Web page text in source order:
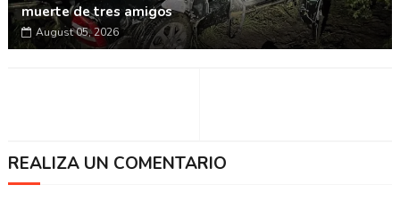
muerte de tres amigos
August 05, 2026
REALIZA UN COMENTARIO